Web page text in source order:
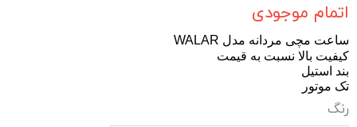
اتمام موجودی
ساعت مچی مردانه مدل WALAR
کیفیت بالا نسبت به قیمت
بند استیل
تک موتور
رنگ